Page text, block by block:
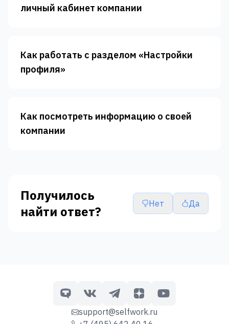
личный кабинет компании
Как работать с разделом «‎Настройки
профиля»‎
Как посмотреть информацию о своей
компании
Получилось
найти ответ?
Нет Да
support@selfwork.ru